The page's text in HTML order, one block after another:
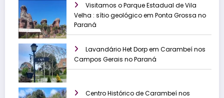
Visitamos o Parque Estadual de Vila
Velha : sítio geológico em Ponta Grossa no
Paraná
Lavandário Het Dorp em Carambeí nos
Campos Gerais no Paraná
Centro Histórico de Carambeí nos